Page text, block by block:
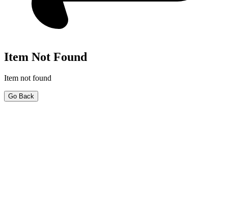
Item Not Found
Item not found
Go Back